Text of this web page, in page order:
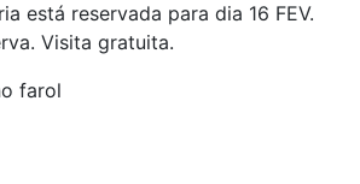
está reservada para dia 16 FEV.
Visita gratuita.
farol